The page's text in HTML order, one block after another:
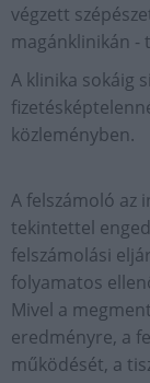
végzett
magánklinikán -
A klinika sokáig
közleményben.
A felszámoló az
tekintettel
felszámolási
folyamatos
Mivel a
eredményre, a
működését, a